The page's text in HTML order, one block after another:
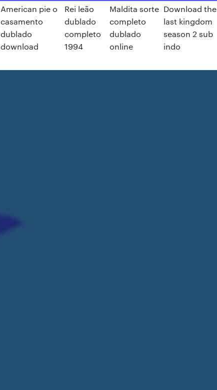
American pie o
casamento
dublado
download
Rei leão
dublado
completo
1994
Maldita sorte
completo
dublado
online
Download the
last kingdom
season 2 sub
indo